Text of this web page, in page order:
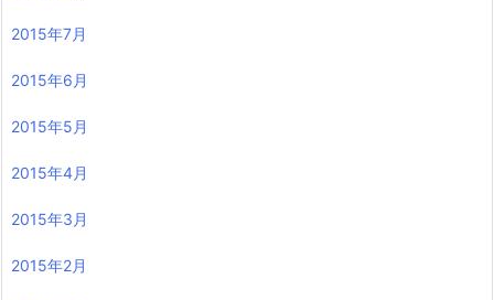
2015年7月
2015年6月
2015年5月
2015年4月
2015年3月
2015年2月